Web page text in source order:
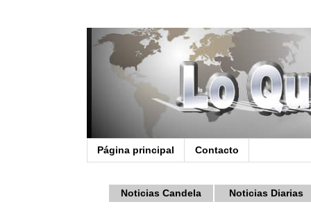
Página principal Contacto
Noticias Candela Noticias Diarias